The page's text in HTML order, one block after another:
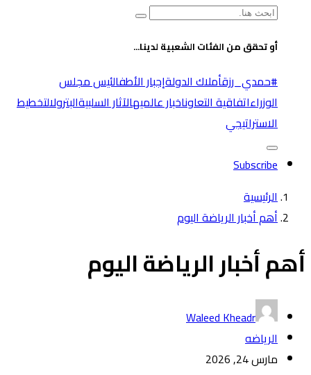
البحث
أو تحقق من الفئات الشعبية لدينا...
#حمدي_رزقأملاك الدولةإجبار الأطفالئيس مجلس
الوزراءاتفاقية التعاوناخبار عالميهالآثار السلبيةالبترولالتخطيط
الاستراتيجي
Subscribe
الرئيسية
أهم أخبار الرياضة اليوم
أهم أخبار الرياضة اليوم
Waleed Kheadr
الرياضه
مارس 24, 2026